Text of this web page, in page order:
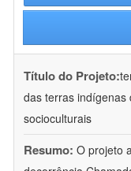
Título do Projeto:
das terras indígenas
socioculturais
Resumo: O projeto